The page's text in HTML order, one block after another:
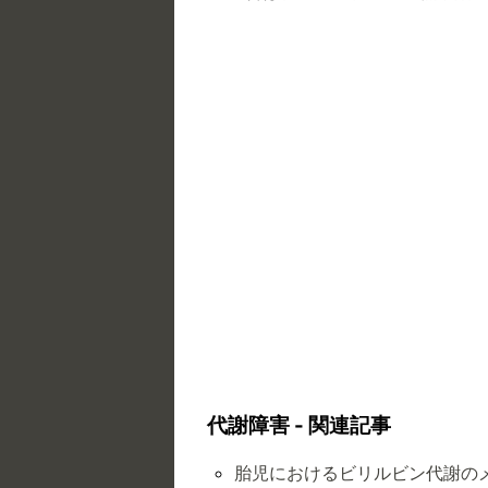
代謝障害 - 関連記事
胎児におけるビリルビン代謝の